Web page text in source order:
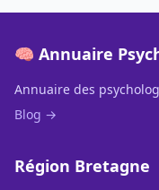
🧠 Annuaire
Annuaire des
Blog →
Région Bretagne